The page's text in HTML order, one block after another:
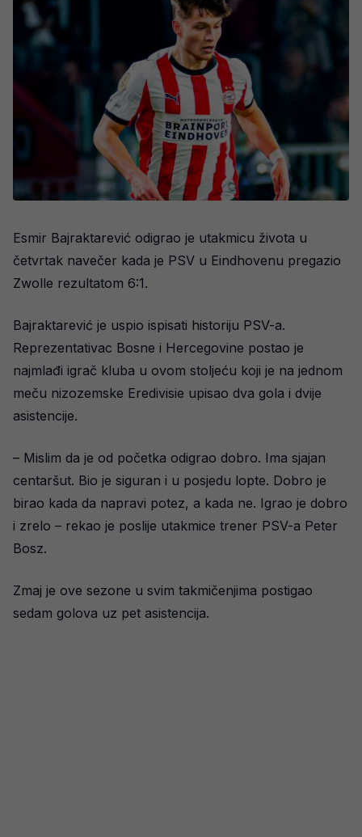
Esmir Bajraktarević odigrao je utakmicu života u
četvrtak navečer kada je PSV u Eindhovenu pregazio
Zwolle rezultatom 6:1.
Bajraktarević je uspio ispisati historiju PSV-a.
Reprezentativac Bosne i Hercegovine postao je
najmlađi igrač kluba u ovom stoljeću koji je na jednom
meču nizozemske Eredivisie upisao dva gola i dvije
asistencije.
– Mislim da je od početka odigrao dobro. Ima sjajan
centaršut. Bio je siguran i u posjedu lopte. Dobro je
birao kada da napravi potez, a kada ne. Igrao je dobro
i zrelo – rekao je poslije utakmice trener PSV-a Peter
Bosz.
Zmaj je ove sezone u svim takmičenjima postigao
sedam golova uz pet asistencija.